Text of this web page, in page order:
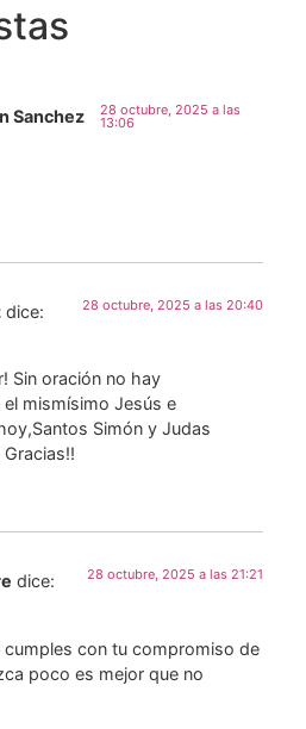
Sanchez
28 octubre, 2025 a las
13:06
dice: 28 octubre, 2025 a las 20:40
Sin oración no hay
mismísimo Jesús e
Simón y Judas
dice: 28 octubre, 2025 a las 21:21
cumples con tu compromiso de
poco es mejor que no